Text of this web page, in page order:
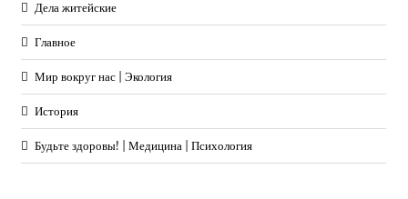
Дела житейские
Главное
Мир вокруг нас | Экология
История
Будьте здоровы! | Медицина | Психология